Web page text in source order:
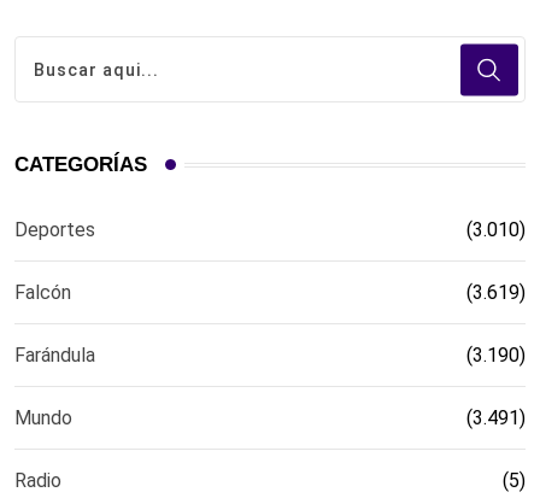
CATEGORÍAS
Deportes (3.010)
Falcón (3.619)
Farándula (3.190)
Mundo (3.491)
Radio (5)